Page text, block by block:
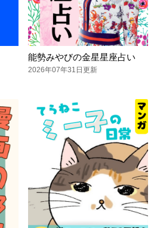
能勢みやびの金星星座占い
2026年07年31日更新